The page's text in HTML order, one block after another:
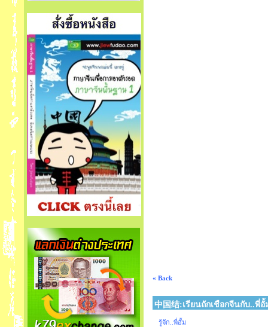
« Back
中国结:เรียนถักเชือกจีนกับ..พี่อั้
รู้จัก..พี่อั้ม